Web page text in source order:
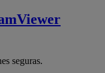
seguras.